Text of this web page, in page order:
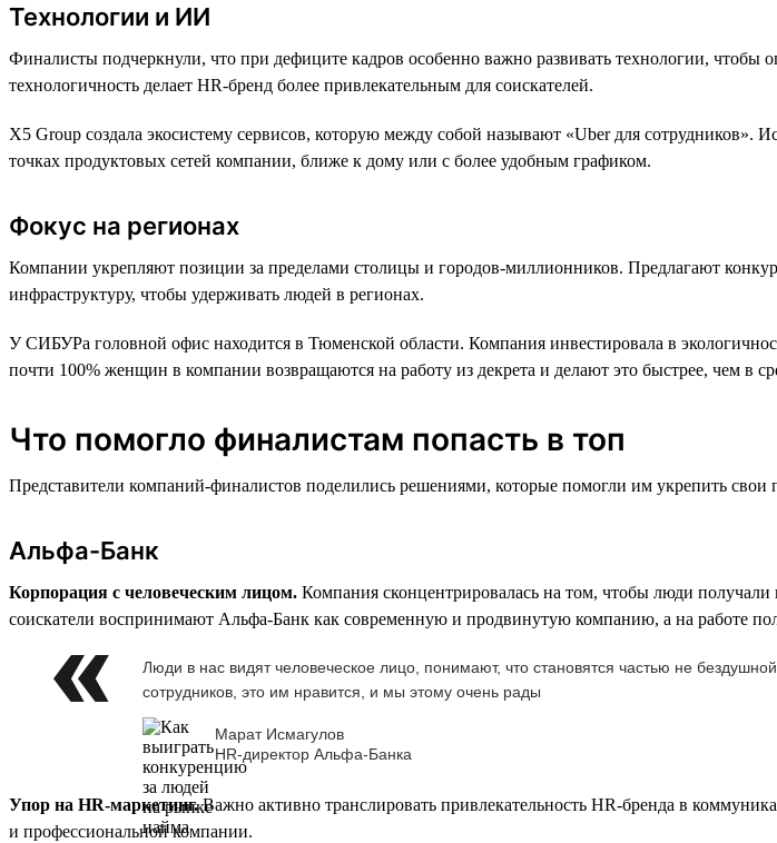
Технологии и ИИ
Финалисты подчеркнули, что при дефиците кадров особенно важно развивать технологии, чтобы
технологичность делает HR-бренд более привлекательным для соискателей.
X5 Group создала экосистему сервисов, которую между собой называют «Uber для
точках продуктовых сетей компании, ближе к дому или с более удобным графиком.
Фокус на регионах
Компании укрепляют позиции за пределами столицы и городов-миллионников. Предлагают
инфраструктуру, чтобы удерживать людей в регионах.
У СИБУРа головной офис находится в Тюменской области. Компания инвестировала в
почти 100% женщин в компании возвращаются на работу из декрета и делают это быстрее, чем в
Что помогло финалистам попасть в топ
Представители компаний-финалистов поделились решениями, которые помогли им укрепить свои
Альфа-Банк
Корпорация с человеческим лицом. Компания сконцентрировалась на том, чтобы люди
соискатели воспринимают Альфа-Банк как современную и продвинутую компанию, а на работе
Люди в нас видят человеческое лицо, понимают, что становятся частью не
сотрудников, это им нравится, и мы этому очень рады
Марат Исмагулов
HR-директор Альфа-Банка
Упор на HR-маркетинг.Важно активно транслировать привлекательность HR-бренда в
и профессиональной компании.